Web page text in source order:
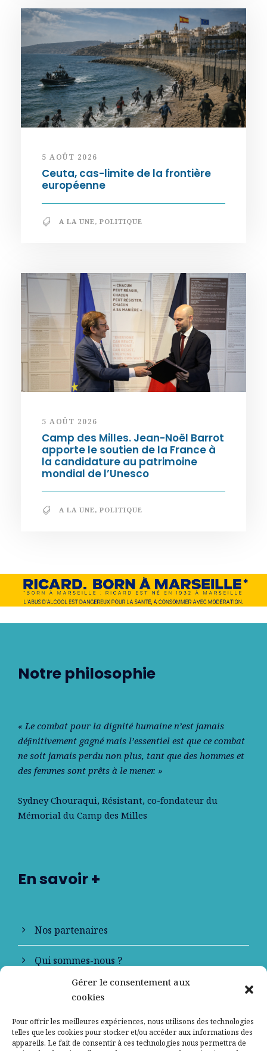
Gérer le consentement aux
cookies
Pour offrir les meilleures expériences, nous utilisons des technologies
telles que les cookies pour stocker et/ou accéder aux informations des
appareils. Le fait de consentir à ces technologies nous permettra de
5 AOÛT 2026
Ceuta, cas-limite de la frontière
européenne
A LA UNE, POLITIQUE
5 AOÛT 2026
Camp des Milles. Jean-Noël Barrot
apporte le soutien de la France à
la candidature au patrimoine
mondial de l’Unesco
A LA UNE, POLITIQUE
Notre philosophie
« Le combat pour la dignité humaine n’est jamais
déﬁnitivement gagné mais l’essentiel est que ce combat
ne soit jamais perdu non plus, tant que des hommes et
des femmes sont prêts à le mener. »
Sydney Chouraqui, Résistant, co-fondateur du
Mémorial du Camp des Milles
En savoir +
Nos partenaires
Qui sommes-nous ?
Contactez-nous
Mentions légales